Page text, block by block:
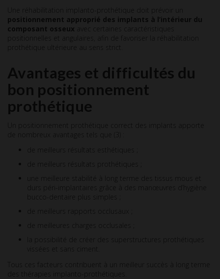
Une réhabilitation implanto-prothétique doit prévoir un
positionnement approprié des implants à l’intérieur du
composant osseux avec certaines caractéristiques
positionnelles et angulaires, afin de favoriser la réhabilitation
prothétique ultérieure au sens strict.
Avantages et difficultés du
bon positionnement
prothétique
Un positionnement prothétique correct des implants apporte
de nombreux avantages tels que (3) :
de meilleurs résultats esthétiques ;
de meilleurs résultats prothétiques ;
une meilleure stabilité à long terme des tissus mous et
durs péri-implantaires grâce à des manœuvres d’hygiène
bucco-dentaire plus simples ;
de meilleurs rapports occlusaux ;
de meilleures charges occlusales ;
la possibilité de créer des superstructures prothétiques
vissées et sans ciment.
Tous ces facteurs contribuent à un meilleur succès à long terme
des thérapies implanto-prothétiques.